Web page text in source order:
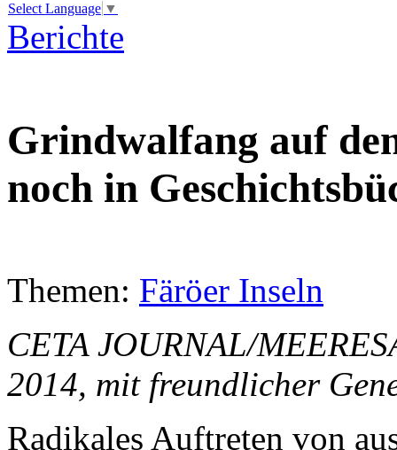
Select Language ▼
Berichte
Grindwalfang auf
noch in
Themen: Färöer Inseln
CETA JOURNAL/
2014, mit freundlicher
Radikales Auftreten von